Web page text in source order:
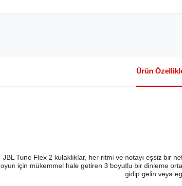
Ürün
JBL Tune Flex 2 kulaklıklar, her ritmi ve notayı eşsiz bir
oyun için mükemmel hale getiren 3 boyutlu bir dinleme
gidip gelin veya